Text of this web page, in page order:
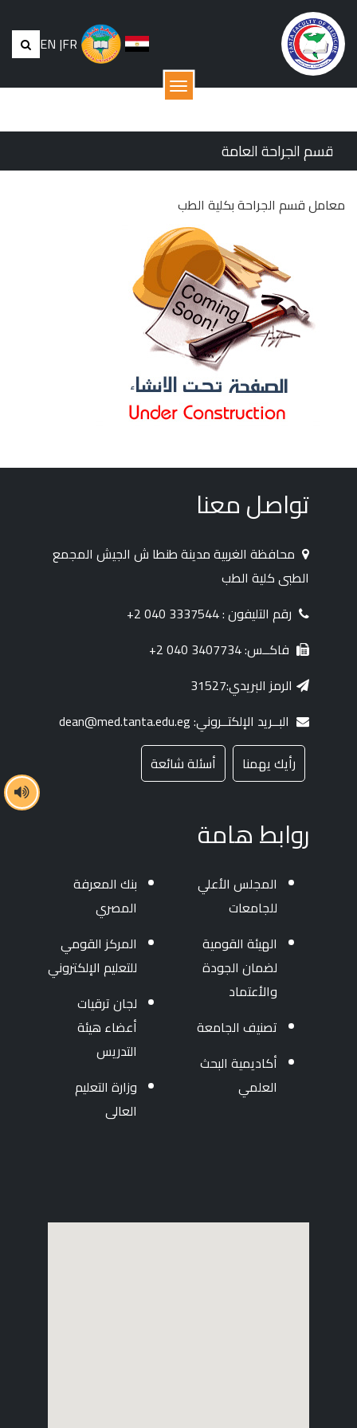
EN |FR
القائمة
قسم الجراحة العامة
معامل قسم الجراحة بكلية الطب
تواصل معنا
محافظة الغربية مدينة طنطا ش الجيش المجمع
الطبى كلية الطب
رقم التليفون : 3337544 040 2+
فاكــس: 3407734 040 2+
الرمز البريدي:31527
البــريد الإلكتــروني: dean@med.tanta.edu.eg
رأيك يهمنا
أسئلة شائعة
روابط هامة
المجلس الأعلي
للجامعات
الهيئة القومية
لضمان الجودة
والأعتماد
تصنيف الجامعة
أكاديمية البحث
العلمي
بنك المعرفة
المصري
المركز القومي
للتعليم الإلكتروني
لجان ترقيات
أعضاء هيئة
التدريس
وزارة التعليم
العالى